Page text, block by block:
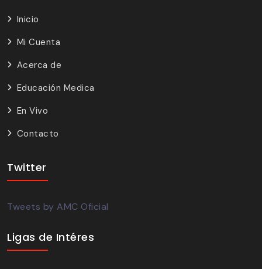
Inicio
Mi Cuenta
Acerca de
Educación Medica
En Vivo
Contacto
Twitter
Tweets by AMC Oficial
Ligas de Intéres